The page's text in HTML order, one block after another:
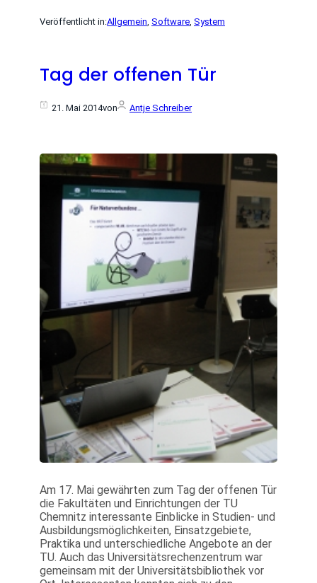
Veröffentlicht in:Allgemein Software System
Tag der offenen Tür
21. Mai 2014von Antje Schreiber
Am 17. Mai gewährten zum Tag der offenen Tür
die Fakultäten und Einrichtungen der TU
Chemnitz interessante Einblicke in Studien- und
Ausbildungsmöglichkeiten, Einsatzgebiete,
Praktika und unterschiedliche Angebote an der
TU. Auch das Universitätsrechenzentrum war
gemeinsam mit der Universitätsbibliothek vor